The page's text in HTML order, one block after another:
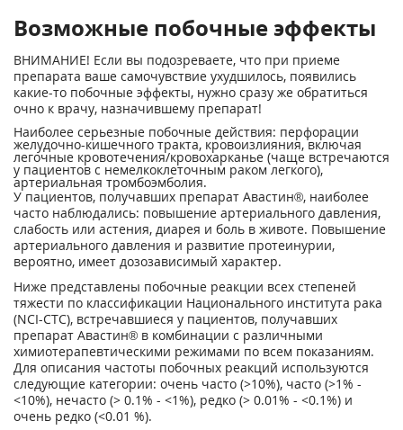
Возможные побочные эффекты
ВНИМАНИЕ! Если вы подозреваете, что при приеме
препарата ваше самочувствие ухудшилось, появились
какие-то побочные эффекты, нужно сразу же обратиться
очно к врачу, назначившему препарат!
Наиболее серьезные побочные действия: перфорации
желудочно-кишечного тракта, кровоизлияния, включая
легочные кровотечения/кровохарканье (чаще встречаются
у пациентов с немелкоклеточным раком легко­го),
артериальная тромбоэмболия.
У пациентов, получавших препарат Авастин®, наиболее
часто наблюдались: по­вышение артериального давления,
слабость или астения, диарея и боль в животе. Повышение
артериального давления и разви­тие протеинурии,
вероятно, имеет дозозави­симый характер.
Ниже представлены побочные реакции всех степеней
тяжести по классификации Нацио­нального института рака
(NCI-CTC), встре­чавшиеся у пациентов, получавших
препарат Авастин® в комбинации с различными
химиотерапевтическими режимами по всем по­казаниям.
Для описания частоты побочных реакций используются
следующие категории: очень часто (>10%), часто (>1% -
<10%), не­часто (> 0.1% - <1%), редко (> 0.01% - <0.1%) и
очень редко (<0.01 %).